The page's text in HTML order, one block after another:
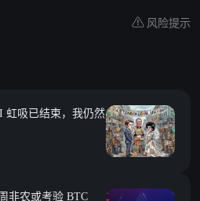
风险提示
虹吸已结束，我仍然
非农或考验 BTC